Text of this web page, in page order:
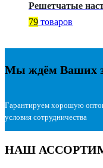
Решетчатые
79 товаров
Мы ждём Ваших
Гарантируем хорошую
условия сотрудничества
НАШ